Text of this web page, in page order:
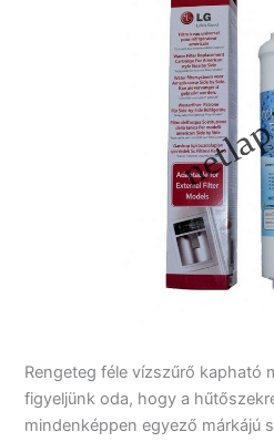
Rengeteg féle vízszűrő kapható
figyeljünk oda, hogy a
mindenképpen egyező márkájú